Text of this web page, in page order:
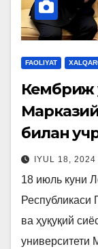
FAOLIYAT
Кембриж
билан
IYUL 18, 2024
18 июль куни
Республикаси
ва ҳуқуқий